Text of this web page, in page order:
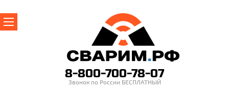
Производители
8-800-700-78-07
Звонок по России БЕСПЛАТНЫЙ